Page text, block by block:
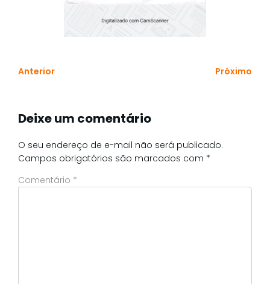
Anterior Próximo
Deixe um comentário
O seu endereço de e-mail não será publicado.
Campos obrigatórios são marcados com *
Comentário *